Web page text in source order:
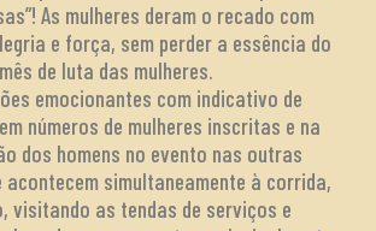
As mulheres deram o recado com
e força, sem perder a essência do
mês de luta das mulheres.
emocionantes com indicativo de
números de mulheres inscritas e na
dos homens no evento nas outras
acontecem simultaneamente à corrida,
visitando as tendas de serviços e